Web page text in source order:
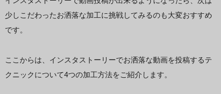
少しこだわったお洒落な加工に挑戦してみるのも大変おすすめ
です。
ここからは、インスタストーリーでお洒落な動画を投稿するテ
クニックについて4つの加工方法をご紹介します。